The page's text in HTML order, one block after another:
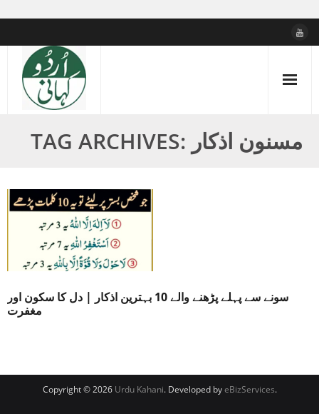
content
TAG ARCHIVES: مسنون اذکار
سونے سے پہلے پڑھنے والے 10 بہترین اذکار | دل کا سکون اور
مغفرت
Copyright © 2026 Urdu Kahani. Developed byeBizServices.